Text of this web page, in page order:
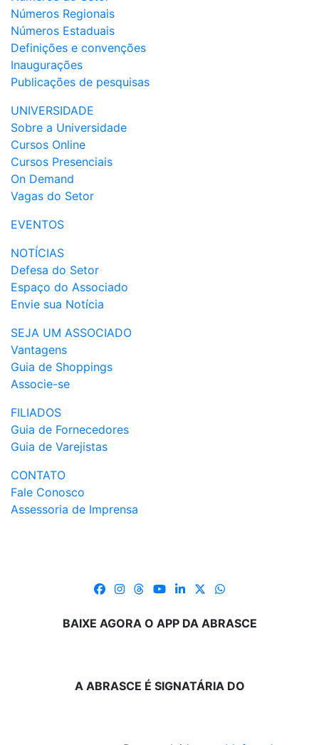
Números Regionais
Números Estaduais
Definições e convenções
Inaugurações
Publicações de pesquisas
UNIVERSIDADE
Sobre a Universidade
Cursos Online
Cursos Presenciais
On Demand
Vagas do Setor
EVENTOS
NOTÍCIAS
Defesa do Setor
Espaço do Associado
Envie sua Notícia
SEJA UM ASSOCIADO
Vantagens
Guia de Shoppings
Associe-se
FILIADOS
Guia de Fornecedores
Guia de Varejistas
CONTATO
Fale Conosco
Assessoria de Imprensa
BAIXE AGORA O APP DA ABRASCE
A ABRASCE É SIGNATÁRIA DO